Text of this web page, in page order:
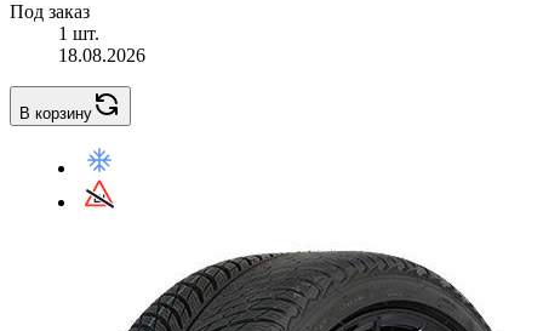
Под заказ
1 шт.
18.08.2026
В корзину